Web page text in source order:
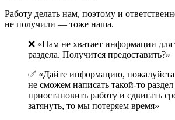
Работу делать нам, поэтому и
не получили — тоже наша.
❌ «Нам не хватает информации для
раздела. Получится предоставить?»
✅ «Дайте информацию,
не сможем написать такой-то
приостановить работу и сдвигать
затянуть, то мы потеряем время»